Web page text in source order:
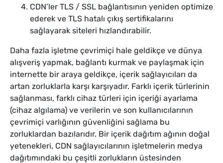
CDN’ler TLS / SSL bağlantısının yeniden optimize
ederek ve TLS hatalı çıkış sertifikalarını
sağlayarak siteleri hızlandırabilir.
Daha fazla işletme çevrimiçi hale geldikçe ve dünya
alışveriş yapmak, bağlantı kurmak ve paylaşmak için
internette bir araya geldikçe, içerik sağlayıcıları da
artan zorluklarla karşı karşıyadır. Farklı içerik türlerinin
sağlanması, farklı cihaz türleri için içeriği ayarlama
(cihaz algılama) ve verilerin ve son kullanıcılarının
çevrimiçi varlığının güvenliğini sağlama bu
zorluklardan bazılarıdır. Bir içerik dağıtım ağının doğal
yetenekleri, CDN sağlayıcılarının işletmelerin medya
dağıtımındaki bu çeşitli zorlukların üstesinden